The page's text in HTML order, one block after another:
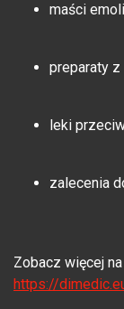
maści
preparaty
leki
zalecenia
Zobacz więcej
https://